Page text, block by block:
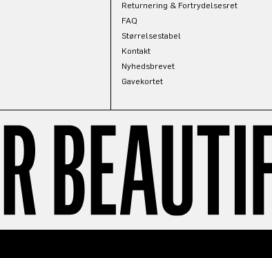
Returnering & Fortrydelsesret
FAQ
Størrelsestabel
Kontakt
Nyhedsbrevet
Gavekortet